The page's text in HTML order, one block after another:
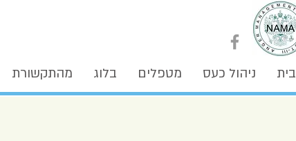
בית ניהול כעס מטפלים בלוג מהתקשורת